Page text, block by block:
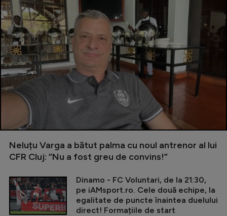
Neluțu Varga a bătut palma cu noul antrenor al lui
CFR Cluj: ”Nu a fost greu de convins!”
Dinamo - FC Voluntari, de la 21:30,
pe iAMsport.ro. Cele două echipe, la
egalitate de puncte înaintea duelului
direct! Formațiile de start